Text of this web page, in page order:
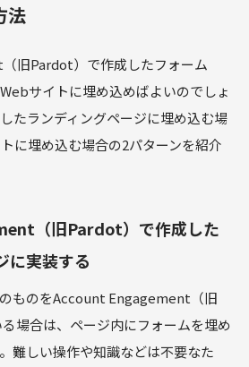
法
旧Pardot）で作成したフォーム
サイトに埋め込めばよいのでしょ
たランディングページに埋め込む場
に埋め込む場合の2パターンを紹介
（旧Pardot）で作成した
に実装する
ものをAccount Engagement（旧
場合は、ページ内にフォームを埋め
難しい操作や知識などは不要なた